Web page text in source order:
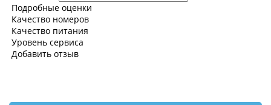
Подробные оценки
Качество номеров
Качество питания
Уровень сервиса
Добавить отзыв